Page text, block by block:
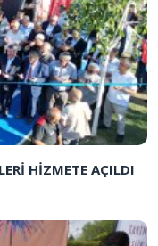
HİZMETE AÇILDI